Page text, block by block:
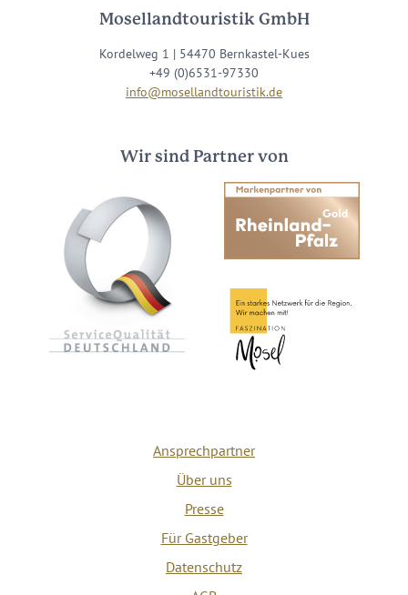
Mosellandtouristik GmbH
Kordelweg 1 | 54470 Bernkastel-Kues
+49 (0)6531-97330
info@mosellandtouristik.de
Wir sind Partner von
Ansprechpartner
Über uns
Presse
Für Gastgeber
Datenschutz